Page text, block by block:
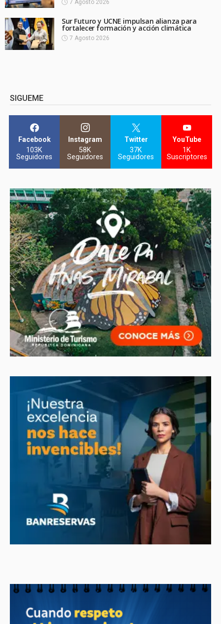
7 Agosto 2026
Sur Futuro y UCNE impulsan alianza para
fortalecer formación y acción climática
7 Agosto 2026
SIGUEME
Facebook
103K
Seguidores
Instagram
58K
Seguidores
Twitter
37K
Seguidores
YouTube
1K
Suscriptores